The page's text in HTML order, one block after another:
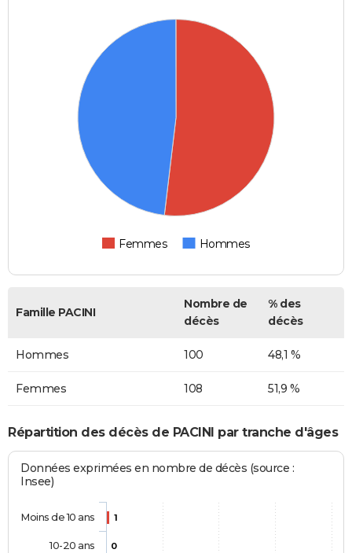
Femmes Hommes
Famille PACINI
Nombre de
décès
% des
décès
Hommes 100 48,1 %
Femmes 108 51,9 %
Répartition des décès de PACINI par tranche d'âges
Données exprimées en nombre de décès (source :
Insee)
1
0
Moins de 10 ans
10-20 ans